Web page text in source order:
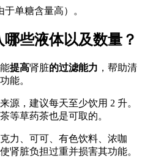
单糖含量高）。
些液体以及数量？
提高肾脏的过滤能力 ，帮助清
能。
源，建议每天至少饮用 2 升。
等草药茶也是可取的。
力、可可、有色饮料、浓咖
肾脏负担过重并损害其功能。